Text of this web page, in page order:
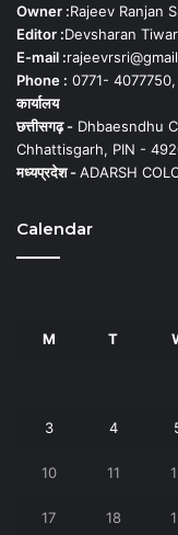
Owner :Rajeev Ranjan
Editor :Devsharan
E-mail :
Phone : 0771-
कार्यालय
छत्तीसगढ़ - Dhbaesndhu
Chhattisgarh, PIN -
मध्यप्रदेश -ADARSH
Calendar
M T
3 4
10 11
17 18